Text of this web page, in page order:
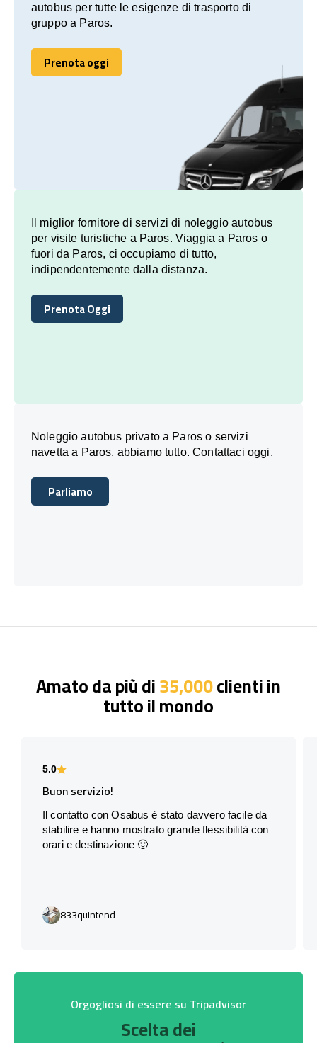
autobus per tutte le esigenze di trasporto di
gruppo a Paros.
Prenota oggi
Prenota oggi
Il miglior fornitore di servizi di noleggio autobus
per visite turistiche a Paros. Viaggia a Paros o
fuori da Paros, ci occupiamo di tutto,
indipendentemente dalla distanza.
Prenota Oggi
Prenota Oggi
Noleggio autobus privato a Paros o servizi
navetta a Paros, abbiamo tutto. Contattaci oggi.
Parliamo
Parliamo
Amato da più di35,000clienti in
tutto il mondo
5.0
Buon servizio!
Il contatto con Osabus è stato davvero facile da
stabilire e hanno mostrato grande flessibilità con
orari e destinazione 🙂
833quintend
Orgogliosi di essere su Tripadvisor
Scelta dei